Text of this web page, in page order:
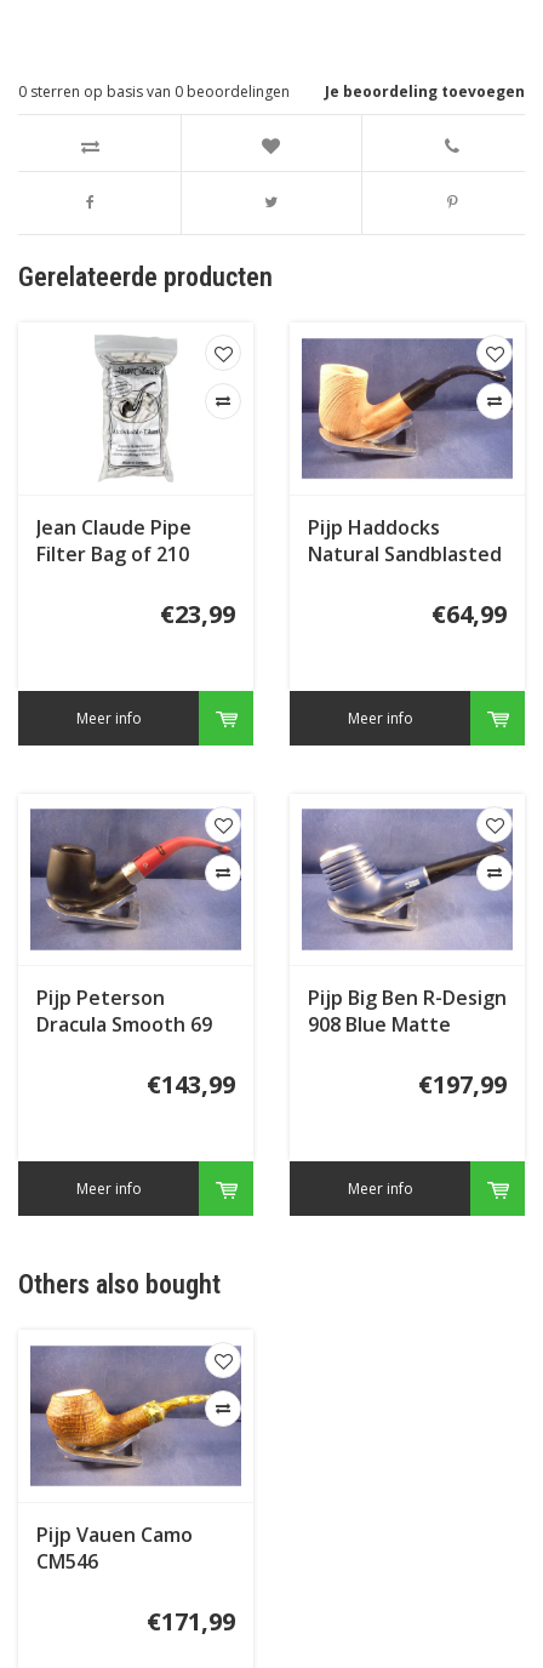
Je beoordeling toevoegen
0 sterren op basis van 0 beoordelingen
Gerelateerde producten
Jean Claude Pipe
Filter Bag of 210
€23,99
Meer info
Pijp Haddocks
Natural Sandblasted
€64,99
Meer info
Pijp Peterson
Dracula Smooth 69
€143,99
Meer info
Pijp Big Ben R-Design
908 Blue Matte
€197,99
Meer info
Others also bought
Pijp Vauen Camo
CM546
€171,99